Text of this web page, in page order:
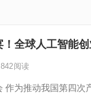
！全球人工智能
阅读
作为推动我国第四